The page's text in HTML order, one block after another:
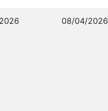
2026 08/04/2026